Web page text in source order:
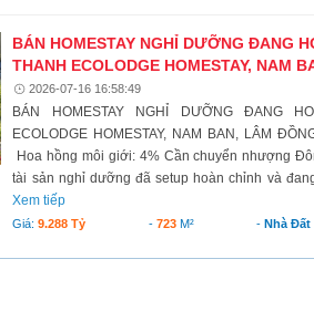
BÁN HOMESTAY NGHỈ DƯỠNG ĐANG
THANH ECOLODGE HOMESTAY, NAM
2026-07-16 16:58:49
BÁN HOMESTAY NGHỈ DƯỠNG ĐANG
ECOLODGE HOMESTAY, NAM BAN, LÂM
Hoa hồng môi giới: 4% Cần chuyển nhượng
tài sản nghỉ dưỡng đã setup hoàn chỉnh và
Xem tiếp
Giá:9.288 Tỷ - 723M² - Nhà Đất